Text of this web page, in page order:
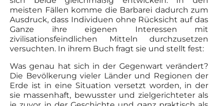
meisten Fällen komme die Barbarei dadurch zum
Ausdruck, dass Individuen ohne Rücksicht auf das
Ganze ihre eigenen Interessen mit
zivilisationsfeindlichen Mitteln durchzusetzen
versuchten. In ihrem Buch fragt sie und stellt fest:
Was genau hat sich in der Gegenwart verändert?
Die Bevölkerung vieler Länder und Regionen der
Erde ist in eine Situation versetzt worden, in der
sie massenhaft, bewusster und zielgerichteter als